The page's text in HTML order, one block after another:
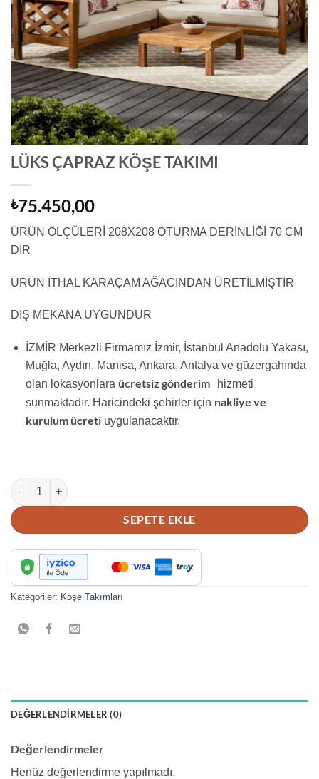
LÜKS ÇAPRAZ KÖŞE TAKIMI
₺75.450,00
ÜRÜN ÖLÇÜLERİ 208X208 OTURMA DERİNLİĞİ 70 CM
DİR
ÜRÜN İTHAL KARAÇAM AĞACINDAN ÜRETİLMİŞTİR
DIŞ MEKANA UYGUNDUR
İZMİR Merkezli Firmamız İzmir, İstanbul Anadolu Yakası,
Muğla, Aydın, Manisa, Ankara, Antalya ve güzergahında
olan lokasyonlara ücretsiz gönderim
hizmeti
sunmaktadır. Haricindeki şehirler için nakliye ve
kurulum ücretiuygulanacaktır.
LÜKS ÇAPRAZ KÖŞE TAKIMI adet
SEPETE EKLE
Kategoriler: Köşe Takımları
DEĞERLENDIRMELER (0)
Değerlendirmeler
Henüz değerlendirme yapılmadı.